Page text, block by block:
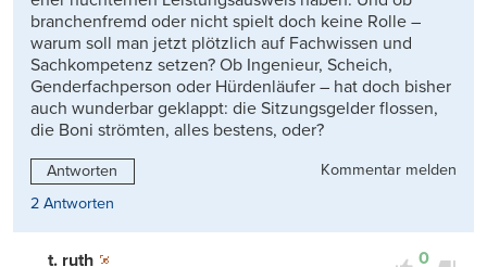
branchenfremd oder nicht spielt doch keine Rolle –
warum soll man jetzt plötzlich auf Fachwissen und
Sachkompetenz setzen? Ob Ingenieur, Scheich,
Genderfachperson oder Hürdenläufer – hat doch bisher
auch wunderbar geklappt: die Sitzungsgelder flossen,
die Boni strömten, alles bestens, oder?
Antworten
Kommentar melden
2 Antworten
0
t. ruth